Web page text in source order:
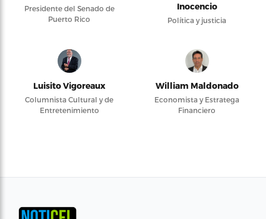
Presidente del Senado de
Puerto Rico
Inocencio
Política y justicia
Luisito Vigoreaux
Columnista Cultural y de
Entretenimiento
William Maldonado
Economista y Estratega
Financiero